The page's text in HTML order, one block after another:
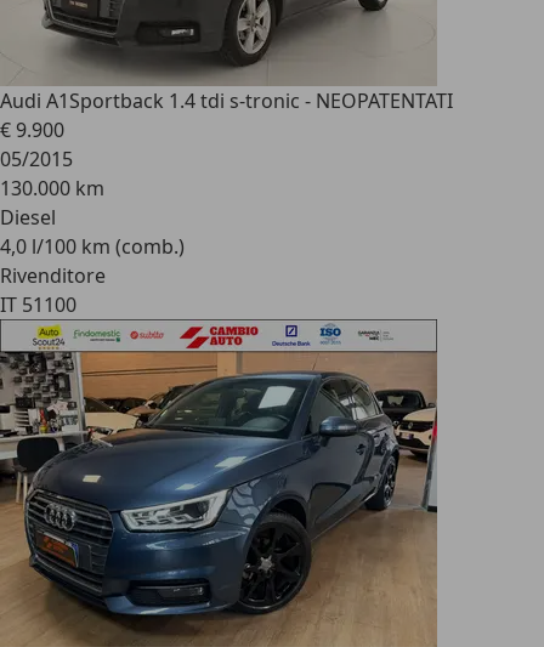
Audi A1Sportback 1.4 tdi s-tronic - NEOPATENTATI
€ 9.900
05/2015
130.000 km
Diesel
4,0 l/100 km (comb.)
Rivenditore
IT 51100